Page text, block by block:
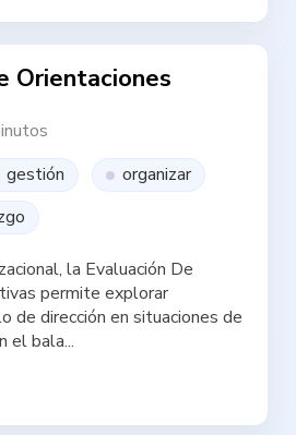
Orientaciones
gestión
organizar
la Evaluación De
permite explorar
de dirección en situaciones de
el bala...